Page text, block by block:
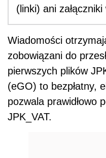
(linki) ani
Wiadomości
zobowiązani do
pierwszych plików
(eGO) to bezpłatny,
pozwala prawidłowo
JPK_VAT.